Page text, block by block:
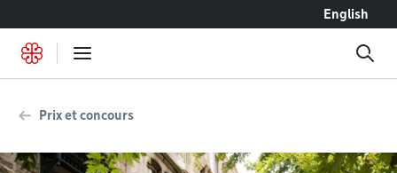
English
Prix et concours